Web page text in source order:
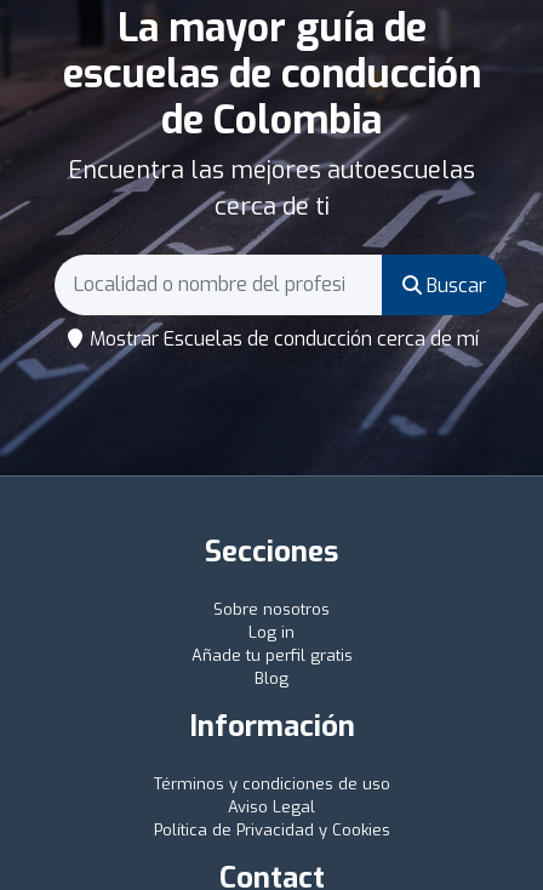
La mayor guía de
escuelas de conducción
de Colombia
Encuentra las mejores autoescuelas
cerca de ti
Buscar
Mostrar Escuelas de conducción cerca de mí
Secciones
Sobre nosotros
Log in
Añade tu perfil gratis
Blog
Información
Términos y condiciones de uso
Aviso Legal
Política de Privacidad y Cookies
Contact